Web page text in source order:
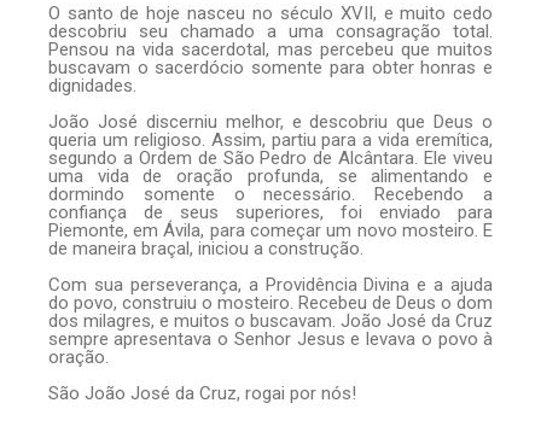
O santo de hoje nasceu no século XVII, e muito cedo
descobriu seu chamado a uma consagração total.
Pensou na vida sacerdotal, mas percebeu que muitos
buscavam o sacerdócio somente para obter honras e
dignidades.
João José discerniu melhor, e descobriu que Deus o
queria um religioso. Assim, partiu para a vida eremítica,
segundo a Ordem de São Pedro de Alcântara. Ele viveu
uma vida de oração profunda, se alimentando e
dormindo somente o necessário. Recebendo a
confiança de seus superiores, foi enviado para
Piemonte, em Ávila, para começar um novo mosteiro. E
de maneira braçal, iniciou a construção.
Com sua perseverança, a Providência Divina e a ajuda
do povo, construiu o mosteiro. Recebeu de Deus o dom
dos milagres, e muitos o buscavam. João José da Cruz
sempre apresentava o Senhor Jesus e levava o povo à
oração.
São João José da Cruz, rogai por nós!